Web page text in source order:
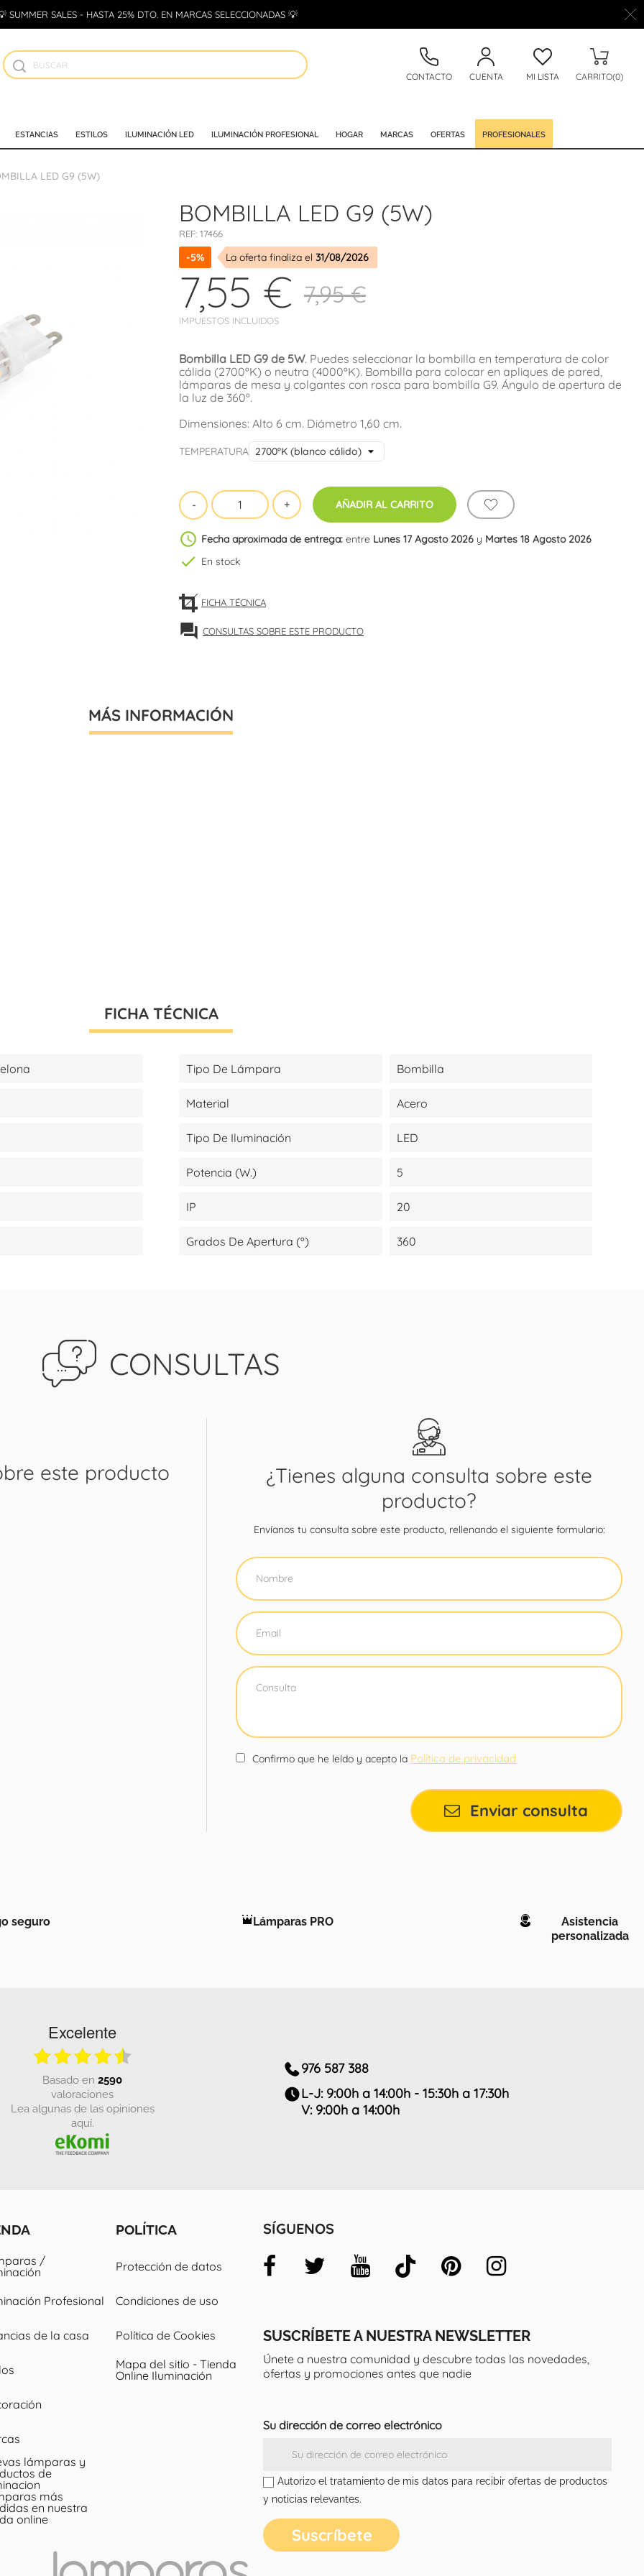
SUMMER SALES - HASTA 25% DTO. EN MARCAS SELECCIONADAS 💡
CONTACTO CUENTA MI LISTA CARRITO(0)
ESTANCIAS ESTILOS ILUMINACIÓN LED ILUMINACIÓN PROFESIONAL HOGAR MARCAS OFERTAS PROFESIONALES
LED G9 (5W)
BOMBILLA LED G9 (5W)
REF: 17466
-5% La oferta finaliza el 31/08/2026
7,55 €
IMPUESTOS INCLUIDOS
7,95 €
Bombilla LED G9 de 5W. Puedes seleccionar la bombilla en temperatura de color
cálida (2700ºK) o neutra (4000ºK). Bombilla para colocar en apliques de pared,
lámparas de mesa y colgantes con rosca para bombilla G9. Ángulo de apertura de
la luz de 360º.
Dimensiones: Alto 6 cm. Diámetro 1,60 cm.
TEMPERATURA
AÑADIR AL CARRITO
schedule Fecha aproximada de entrega: entre Lunes 17 Agosto 2026 y Martes 18 Agosto 2026
check En stock
FICHA TÉCNICA
forum CONSULTAS SOBRE ESTE PRODUCTO
MÁS INFORMACIÓN
FICHA TÉCNICA
Tipo De Lámpara Bombilla
Material Acero
Tipo De Iluminación LED
Potencia (W.) 5
IP 20
Grados De Apertura (º) 360
CONSULTAS
este producto
¿Tienes alguna consulta sobre este
producto?
Envíanos tu consulta sobre este producto, rellenando el siguiente formulario:
Confirmo que he leído y acepto la Política de privacidad
Enviar consulta
seguro Lámparas PRO
Asistencia
personalizada
Excelente
basado en 2590
valoraciones
Lea algunas de las opiniones
aquí.
976 587 388
L-J: 9:00h a 14:00h - 15:30h a 17:30h
V: 9:00h a 14:00h
/
Profesional
de la casa
lámparas y
de
más
en nuestra
online
POLÍTICA
Protección de datos
Condiciones de uso
Política de Cookies
Mapa del sitio - Tienda
Online Iluminación
SUSCRÍBETE A NUESTRA NEWSLETTER
Únete a nuestra comunidad y descubre todas las novedades,
ofertas y promociones antes que nadie
Su dirección de correo electrónico
Autorizo el tratamiento de mis datos para recibir ofertas de productos
y noticias relevantes.
SÍGUENOS